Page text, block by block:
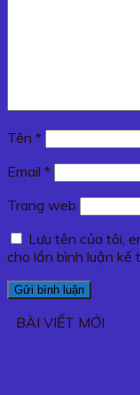
Tên *
Email *
Trang web
Lưu tên của tôi,
cho lần bình luận kế
BÀI VIẾT MỚI